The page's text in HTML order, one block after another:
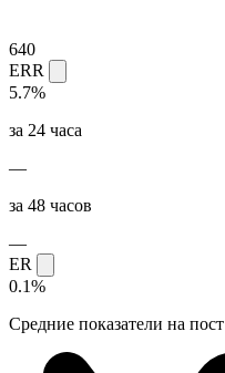
640
ERR
5.7%
за 24 часа
—
за 48 часов
—
ER
0.1%
Средние показатели на пост